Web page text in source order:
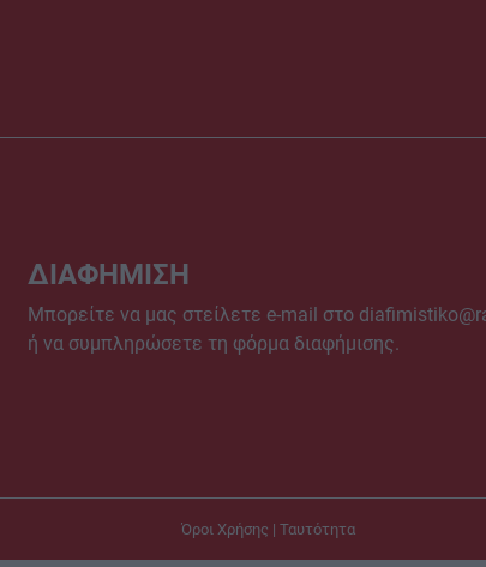
ΔΙΑΦΗΜΙΣΗ
Μπορείτε να μας στείλετε e-mail στο
ή να συμπληρώσετε τη φόρμα διαφήμισης.
Όροι Χρήσης | Ταυτότητα